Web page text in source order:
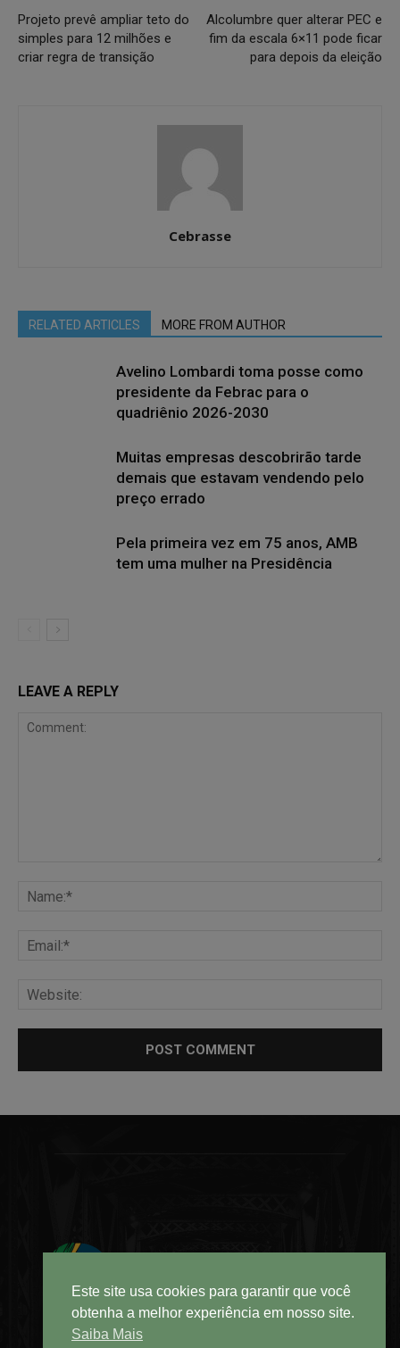
Projeto prevê ampliar teto do
simples para 12 milhões e
criar regra de transição
Alcolumbre quer alterar PEC e
fim da escala 6×11 pode ficar
para depois da eleição
Cebrasse
RELATED ARTICLES MORE FROM AUTHOR
Avelino Lombardi toma posse como
presidente da Febrac para o
quadriênio 2026-2030
Muitas empresas descobrirão tarde
demais que estavam vendendo pelo
preço errado
Pela primeira vez em 75 anos, AMB
tem uma mulher na Presidência
LEAVE A REPLY
Este site usa cookies para garantir que você
obtenha a melhor experiência em nosso site.
Saiba Mais